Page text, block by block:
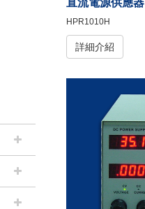
直流電源供應器
HPR1010H
詳細介紹